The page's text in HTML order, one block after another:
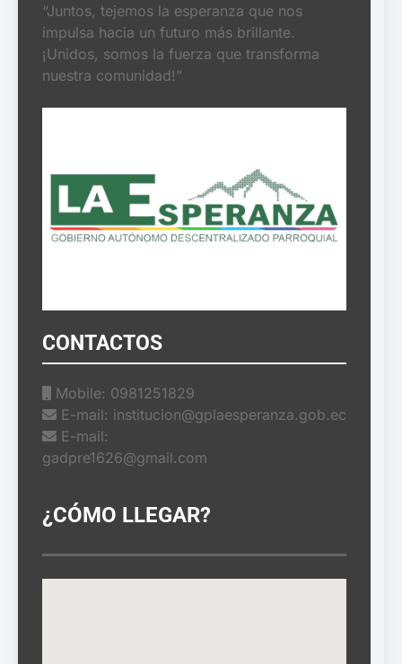
“Juntos, tejemos la esperanza que nos
impulsa hacia un futuro más brillante.
¡Unidos, somos la fuerza que transforma
nuestra comunidad!”
CONTACTOS
Mobile: 0981251829
E-mail: institucion@gplaesperanza.gob.ec
E-mail:
gadpre1626@gmail.com
¿CÓMO LLEGAR?